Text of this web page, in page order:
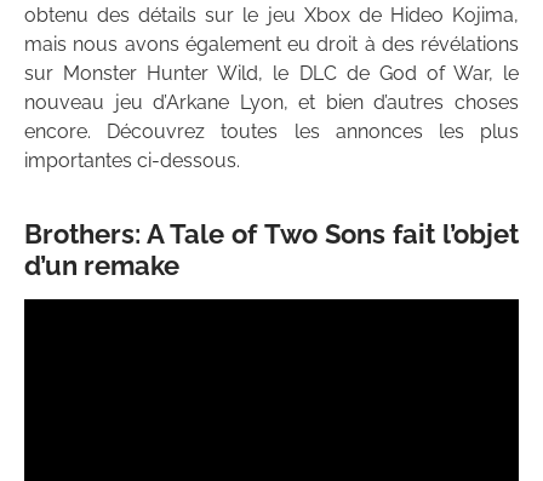
obtenu des détails sur le jeu Xbox de Hideo Kojima,
mais nous avons également eu droit à des révélations
sur Monster Hunter Wild, le DLC de God of War, le
nouveau jeu d’Arkane Lyon, et bien d’autres choses
encore. Découvrez toutes les annonces les plus
importantes ci-dessous.
Brothers: A Tale of Two Sons fait l’objet
d’un remake